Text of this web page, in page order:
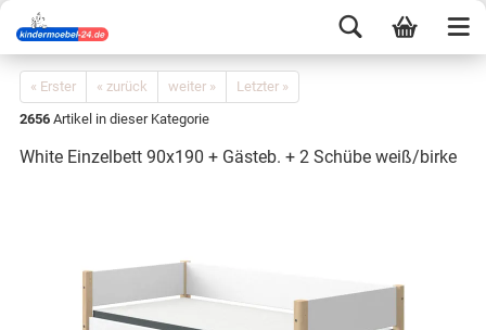
« Erster « zurück weiter »
Letzter »
2656 Artikel in dieser Kategorie
White Einzelbett 90x190 + Gästeb. + 2 Schübe weiß/birke